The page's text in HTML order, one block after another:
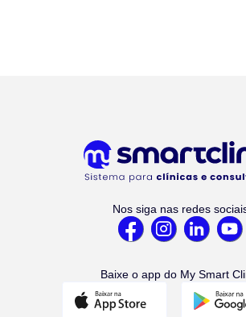
Nos siga nas redes
Baixe o app do My Smart